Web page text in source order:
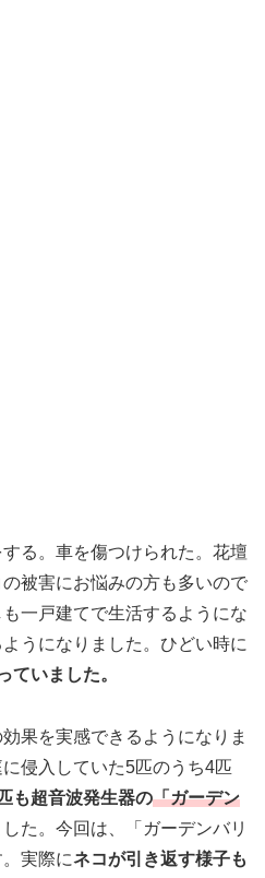
る。車を傷つけられた。花壇
被害にお悩みの方も多いので
一戸建てで生活するようにな
うになりました。ひどい時に
ていました。
果を実感できるようになりま
侵入していた5匹のうち4匹
も超音波発生器の「ガーデン
た。今回は、「ガーデンバリ
実際にネコが引き返す様子も